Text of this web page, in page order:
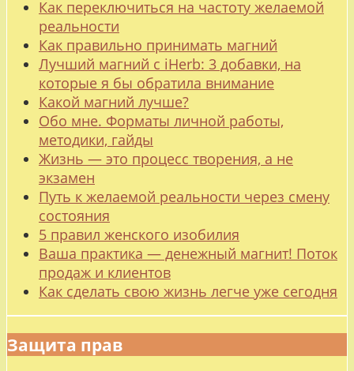
Как переключиться на частоту желаемой
реальности
Как правильно принимать магний
Лучший магний с iHerb: 3 добавки, на
которые я бы обратила внимание
Какой магний лучше?
Обо мне. Форматы личной работы,
методики, гайды
Жизнь — это процесс творения, а не
экзамен
Путь к желаемой реальности через смену
состояния
5 правил женского изобилия
Ваша практика — денежный магнит! Поток
продаж и клиентов
Как сделать свою жизнь легче уже сегодня
Защита прав